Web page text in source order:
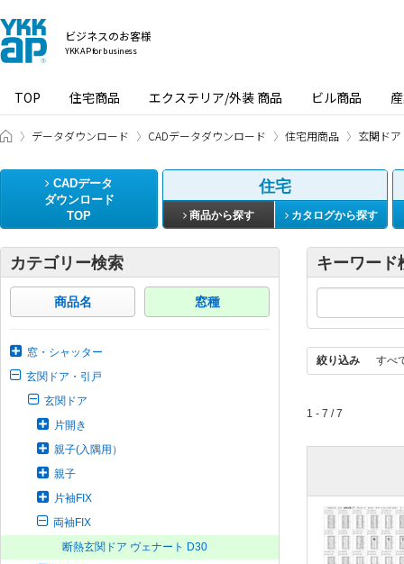
ビジネスのお客様
YKK AP for business
TOP 住宅商品 エクステリア/外装 商品 ビル商品
ビジネスのお客様 HOME
データダウンロード CADデータダウンロード 住宅用商品 玄関ド
CADデータ
ダウンロード
TOP
住宅
商品から探す カタログから探す
カテゴリー検索
商品名 窓種
窓・シャッター
玄関ドア・引戸
玄関ドア
片開き
親子(入隅用）
親子
片袖FIX
両袖FIX
断熱玄関ドア ヴェナート D30
キーワード
絞り込み すべ
1 - 7 / 7